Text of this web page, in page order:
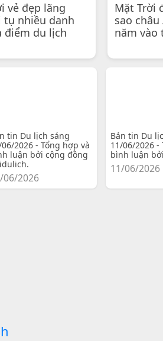
vẻ đẹp lãng
tụ nhiều danh
điểm du lịch
Mặt Trời
sao
năm vào
tin Du lịch sáng
06/2026 - Tổng hợp và
luận bởi cộng đồng
06/2026
Bản tin Du
11/06/2026 -
bình luận
11/06/2026